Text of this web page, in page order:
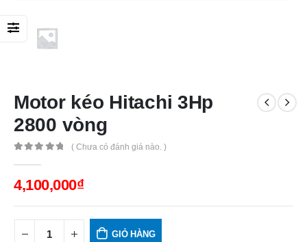
Motor kéo Hitachi 3Hp
2800 vòng
( Chưa có đánh giá nào. )
4,100,000₫
GIỎ HÀNG